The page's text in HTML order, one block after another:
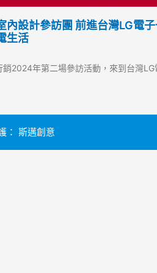
內設計參訪團 前進台灣LG電
生活
銷2024年第二場參訪活動，來到台灣LG
： 斯邁創意